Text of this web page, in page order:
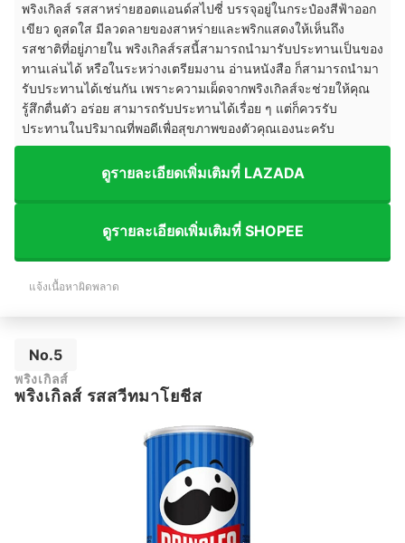
พริงเกิลส์ รสสาหร่ายฮอตแอนด์สไปซี่ บรรจุอยู่ในกระป๋องสีฟ้าออก
เขียว ดูสดใส มีลวดลายของสาหร่ายและพริกแสดงให้เห็นถึง
รสชาติที่อยู่ภายใน พริงเกิลส์รสนี้สามารถนำมารับประทานเป็นของ
ทานเล่นได้ หรือในระหว่างเตรียมงาน อ่านหนังสือ ก็สามารถนำมา
รับประทานได้เช่นกัน เพราะความเผ็ดจากพริงเกิลส์จะช่วยให้คุณ
รู้สึกตื่นตัว อร่อย สามารถรับประทานได้เรื่อย ๆ แต่ก็ควรรับ
ประทานในปริมาณที่พอดีเพื่อสุขภาพของตัวคุณเองนะครับ
ดูรายละเอียดเพิ่มเติมที่ LAZADA
ดูรายละเอียดเพิ่มเติมที่ SHOPEE
แจ้งเนื้อหาผิดพลาด
No.5
พริงเกิลส์
พริงเกิลส์ รสสวีทมาโยชีส